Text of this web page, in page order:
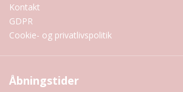
Kontakt
GDPR
Cookie- og privatlivspolitik
Åbningstider